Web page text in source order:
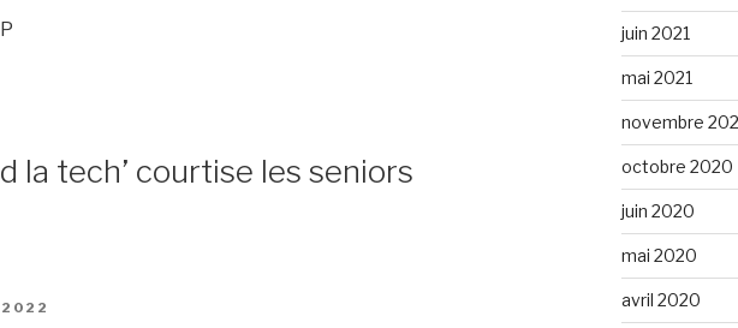
la tech’ courtise les seniors
juin 2021
mai 2021
novembre
octobre 2020
juin 2020
mai 2020
avril 2020